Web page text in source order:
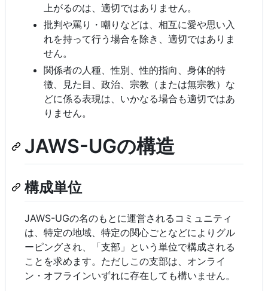
上がるのは、適切ではありません。
批判や罵り・嘲りなどは、相互に愛や思い入
れを持って行う場合を除き、適切ではありま
せん。
関係者の人種、性別、性的指向、身体的特
徴、見た目、政治、宗教（または無宗教）な
どに係る表現は、いかなる場合も適切ではあ
りません。
JAWS-UGの構造
構成単位
JAWS-UGの名のもとに運営されるコミュニティ
は、特定の地域、特定の関心ごとなどによりグル
ーピングされ、「支部」という単位で構成される
ことを求めます。ただしこの支部は、オンライ
ン・オフラインいずれに存在しても構いません。